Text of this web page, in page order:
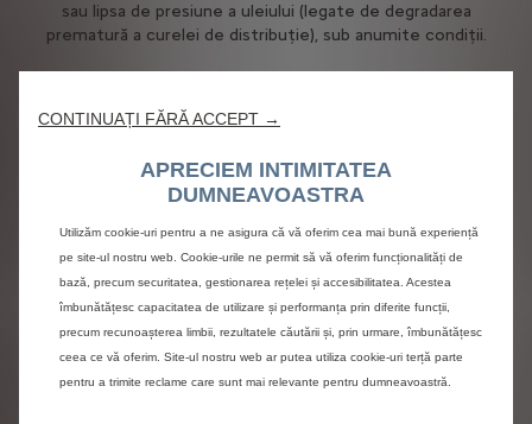
sau lipsa de presiune a uleiului (legate de degradarea
prematură a curelei de distribuție), sub anumite condiții.
manoperă) timp de 10 ani, în limita a 180 000 de kilometri
(calculați de la debutul garanției), cu condiția ca întreținerea
producătorului (interval de timp/ kilometraj/ specificații ulei,
etc), la un Reparator Autorizat RAR. Se vor solicita, drept
justificative, ultimele 3 facturi și devize de întreținere.
Diagnosticarea și repunerea în conformitate se vor
efectua, obligatoriu, la un Reparator Autorizat al Mărcii.
Dacă ați plătit, în cadrul rețelei de Reparatori Autorizați ai
Mărcii, costuri de reparație legate de deteriorarea
prematură a curelei de distribuție, între 1 ianuarie 2022 și 31
CONTINUAȚI FĂRĂ ACCEPT →
APRECIEM INTIMITATEA
DUMNEAVOASTRA
Utilizăm cookie-uri pentru a ne asigura că vă oferim cea mai bună experiență
pe site-ul nostru web. Cookie-urile ne permit să vă oferim funcționalități de
bază, precum securitatea, gestionarea rețelei și accesibilitatea. Acestea
îmbunătățesc capacitatea de utilizare și performanța prin diferite funcții,
precum recunoașterea limbii, rezultatele căutării și, prin urmare, îmbunătățesc
ceea ce vă oferim. Site-ul nostru web ar putea utiliza cookie-uri terță parte
pentru a trimite reclame care sunt mai relevante pentru dumneavoastră.